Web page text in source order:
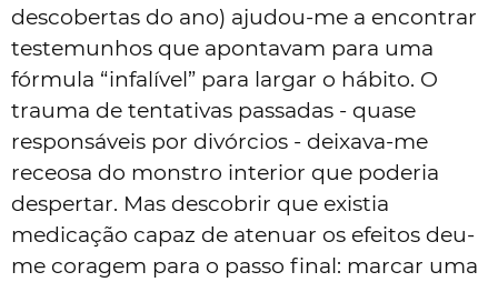
descobertas do ano) ajudou-me a encontrar
testemunhos que apontavam para uma
fórmula “infalível” para largar o hábito. O
trauma de tentativas passadas - quase
responsáveis por divórcios - deixava-me
receosa do monstro interior que poderia
despertar. Mas descobrir que existia
medicação capaz de atenuar os efeitos deu-
me coragem para o passo final: marcar uma